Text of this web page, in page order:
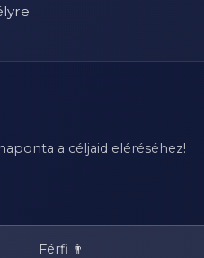
a céljaid eléréséhez!
Férfi 👨